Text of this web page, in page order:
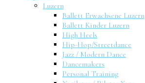
Luzern
Ballett Erwachsene Luzern
Ballett Kinder Luzern
High Heels
Hip-Hop/Streetdance
Jazz / Modern Dance
Dancemakers
Personal Training